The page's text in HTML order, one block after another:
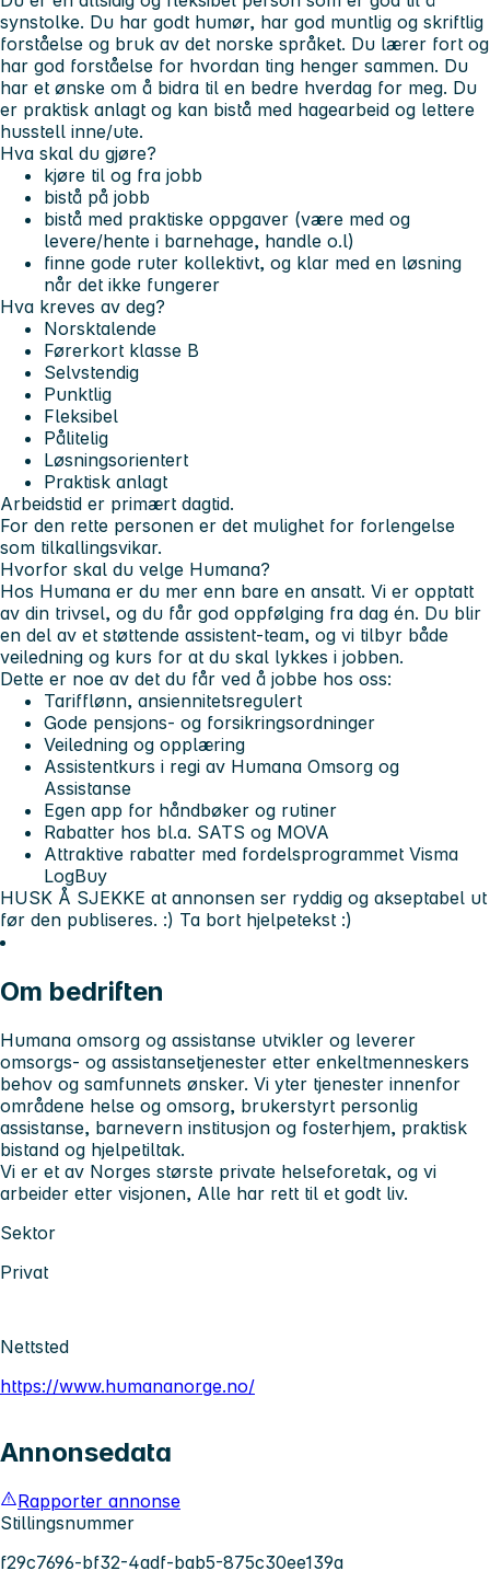
synstolke. Du har godt humør, har god muntlig og skriftlig
forståelse og bruk av det norske språket. Du lærer fort og
har god forståelse for hvordan ting henger sammen. Du
har et ønske om å bidra til en bedre hverdag for meg. Du
er praktisk anlagt og kan bistå med hagearbeid og lettere
husstell inne/ute.
Hva skal du gjøre?
kjøre til og fra jobb
bistå på jobb
bistå med praktiske oppgaver (være med og
levere/hente i barnehage, handle o.l)
finne gode ruter kollektivt, og klar med en løsning
når det ikke fungerer
Hva kreves av deg?
Norsktalende
Førerkort klasse B
Selvstendig
Punktlig
Fleksibel
Pålitelig
Løsningsorientert
Praktisk anlagt
Arbeidstid er primært dagtid.
For den rette personen er det mulighet for forlengelse
som tilkallingsvikar.
Hvorfor skal du velge Humana?
Hos Humana er du mer enn bare en ansatt. Vi er opptatt
av din trivsel, og du får god oppfølging fra dag én. Du blir
en del av et støttende assistent-team, og vi tilbyr både
veiledning og kurs for at du skal lykkes i jobben.
Dette er noe av det du får ved å jobbe hos oss:
Tarifflønn, ansiennitetsregulert
Gode pensjons- og forsikringsordninger
Veiledning og opplæring
Assistentkurs i regi av Humana Omsorg og
Assistanse
Egen app for håndbøker og rutiner
Rabatter hos bl.a. SATS og MOVA
Attraktive rabatter med fordelsprogrammet Visma
LogBuy
HUSK Å SJEKKE at annonsen ser ryddig og akseptabel ut
før den publiseres. :) Ta bort hjelpetekst :)
Om bedriften
Humana omsorg og assistanse utvikler og leverer
omsorgs- og assistansetjenester etter enkeltmenneskers
behov og samfunnets ønsker. Vi yter tjenester innenfor
områdene helse og omsorg, brukerstyrt personlig
assistanse, barnevern institusjon og fosterhjem, praktisk
bistand og hjelpetiltak.
Vi er et av Norges største private helseforetak, og vi
arbeider etter visjonen, Alle har rett til et godt liv.
Sektor
Privat
Nettsted
https://www.humananorge.no/
Annonsedata
Rapporter annonse
Stillingsnummer
f29c7696-bf32-4adf-bab5-875c30ee139a